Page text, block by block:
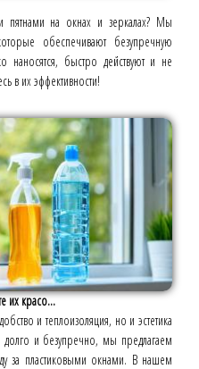
пятнами на окнах и зеркалах? Мы
обеспечивают безупречную
наносятся, быстро действуют и не
в их эффективности!
их красо...
и теплоизоляция, но и эстетика
и безупречно, мы предлагаем
за пластиковыми окнами. В нашем